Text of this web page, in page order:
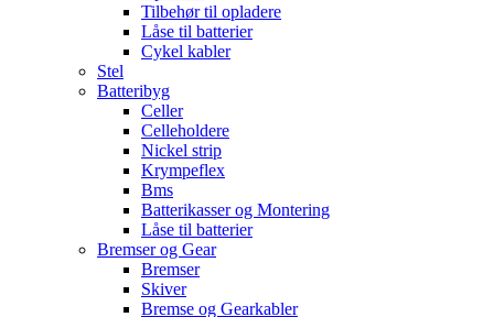
Tilbehør til opladere
Låse til batterier
Cykel kabler
Stel
Batteribyg
Celler
Celleholdere
Nickel strip
Krympeflex
Bms
Batterikasser og Montering
Låse til batterier
Bremser og Gear
Bremser
Skiver
Bremse og Gearkabler